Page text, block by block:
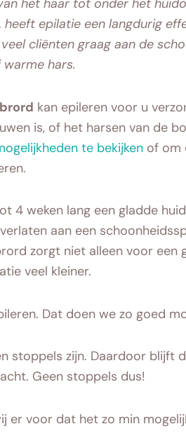
het haar tot onder het
epilatie een langdurig
cliënten graag aan de
hars.
kan epileren voor u
is, of het harsen van de
te bekijken of om
4 weken lang een gladde
aan een
zorgt niet alleen voor een
veel kleiner.
Dat doen we zo goed
stoppels zijn. Daardoor blijft
Geen stoppels dus!
er voor dat het zo min